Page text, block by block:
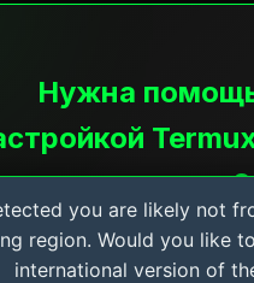
you are likely not
region. Would you like
international version of
Нужна
и серверов?
Я оказываю ИТ-услуги:
автоматизация,
информация и
файлы cookie для
сайта носят